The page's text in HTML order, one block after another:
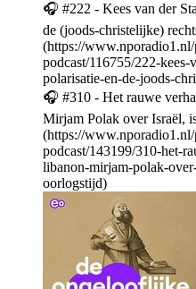
🎧 #222 - Kees van der
de (joods-christelijke)
(https://
podcast/116755/222-
polarisatie-en-de-joods-
🎧 #310 - Het rauwe
Mirjam Polak over Israël,
(https://
podcast/143199/310-het-
libanon-mirjam-polak-
oorlogstijd)